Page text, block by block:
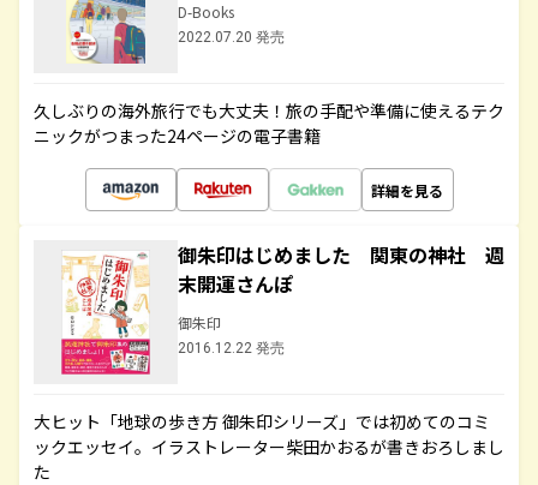
D-Books
2022.07.20 発売
久しぶりの海外旅行でも大丈夫！旅の手配や準備に使えるテク
ニックがつまった24ページの電子書籍
詳細を見る
御朱印はじめました 関東の神社 週
末開運さんぽ
御朱印
2016.12.22 発売
大ヒット「地球の歩き方 御朱印シリーズ」では初めてのコミ
ックエッセイ。イラストレーター柴田かおるが書きおろしまし
た